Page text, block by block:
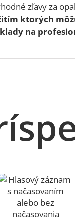
zľavy za
ktorých
na